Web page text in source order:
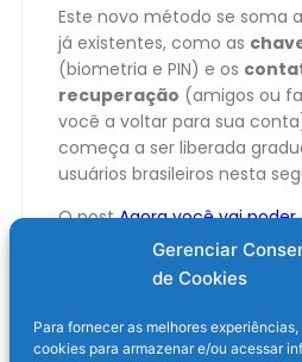
Gerenciar
de Cookies
Para fornecer as melhores
cookies para armazenar e/ou acessar
Este novo método se soma
já existentes, como as
(biometria e PIN) e os
recuperação (amigos ou
você a voltar para sua
começa a ser liberada
usuários brasileiros nesta
O postAgora você vai
recuperar sua conta do
primeiro em Olhar Digital